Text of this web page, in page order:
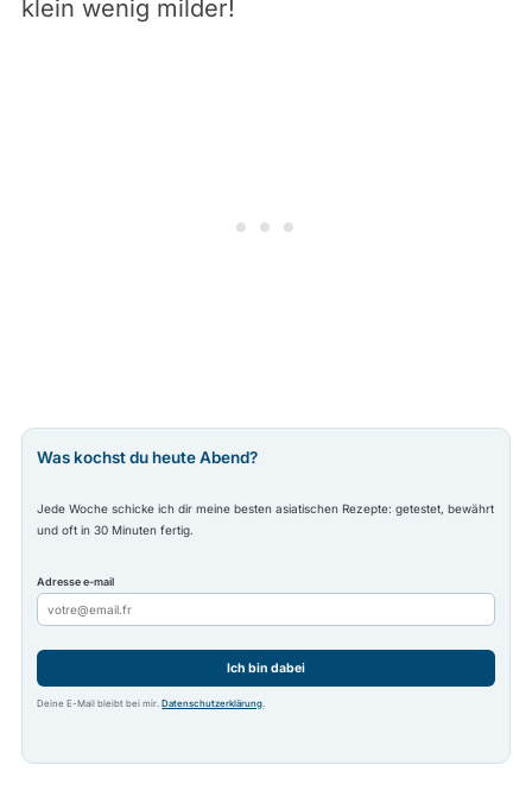
klein wenig milder!
Was kochst du heute Abend?
Jede Woche schicke ich dir meine besten asiatischen Rezepte: getestet, bewährt
und oft in 30 Minuten fertig.
Adresse e-mail
Ich bin dabei
Deine E-Mail bleibt bei mir.Datenschutzerklärung.